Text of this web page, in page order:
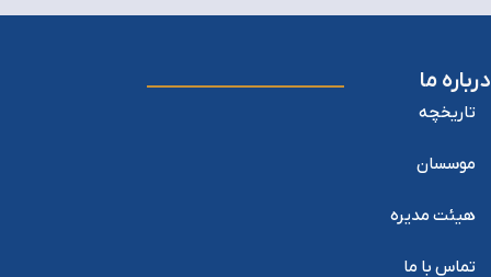
درباره ما
تاریخچه
موسسان
هیئت مدیره
تماس با ما